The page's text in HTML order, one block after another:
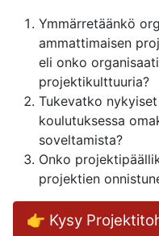
Ymmärretäänkö
ammattimaisen
eli onko
projektikulttuuria?
Tukevatko
koulutuksessa
soveltamista?
Onko
projektien
👉 Kysy